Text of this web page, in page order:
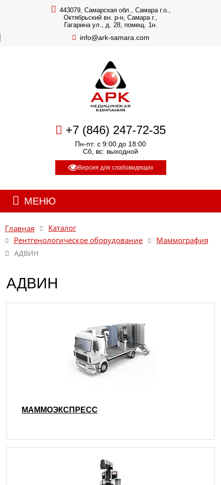
443079, Самарская обл., Самара г.о.,
Октябрьский вн. р-н, Самара г.,
Гагарина ул., д. 28, помещ. 1н.
info@ark-samara.com
+7 (846) 247-72-35
Пн-пт: с 9:00 до 18:00
Сб, вс: выходной
Версия для слабовидящих
МЕНЮ
Главная
Каталог
Рентгенологическое оборудование
Маммография
АДВИН
АДВИН
МАММОЭКСПРЕСС